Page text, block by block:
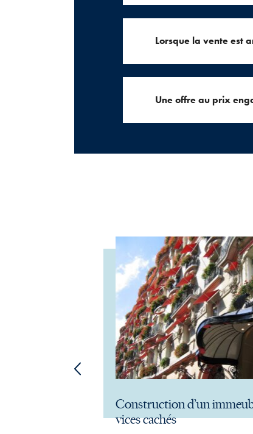
Lorsque la vente est
Une offre au prix
Construction d’un
vices cachés